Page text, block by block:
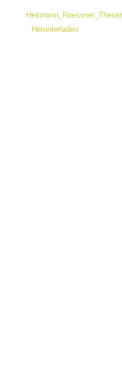
Herunterladen